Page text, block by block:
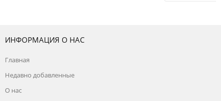
ИНФОРМАЦИЯ О НАС
Главная
Недавно добавленные
О нас